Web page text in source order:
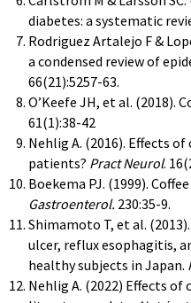
diabetes: a systematic
Rodriguez Artalejo F &
a condensed review of
66(21):5257-63.
O’Keefe JH, et al. (2018).
61(1):38-42
Nehlig A. (2016). Effects
patients? Pract Neurol.
Boekema PJ. (1999).
Gastroenterol. 230:35-9.
Shimamoto T, et al.
ulcer, reflux esophagitis,
healthy subjects in Japan.
Nehlig A. (2022) Effects